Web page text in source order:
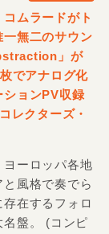
ムラードがト
一無二のサウン
」が
でアナログ化
ションPV収録
レクターズ・
ーロッパ各地
風格で奏でら
在するフォロ
名盤。 (コンピ